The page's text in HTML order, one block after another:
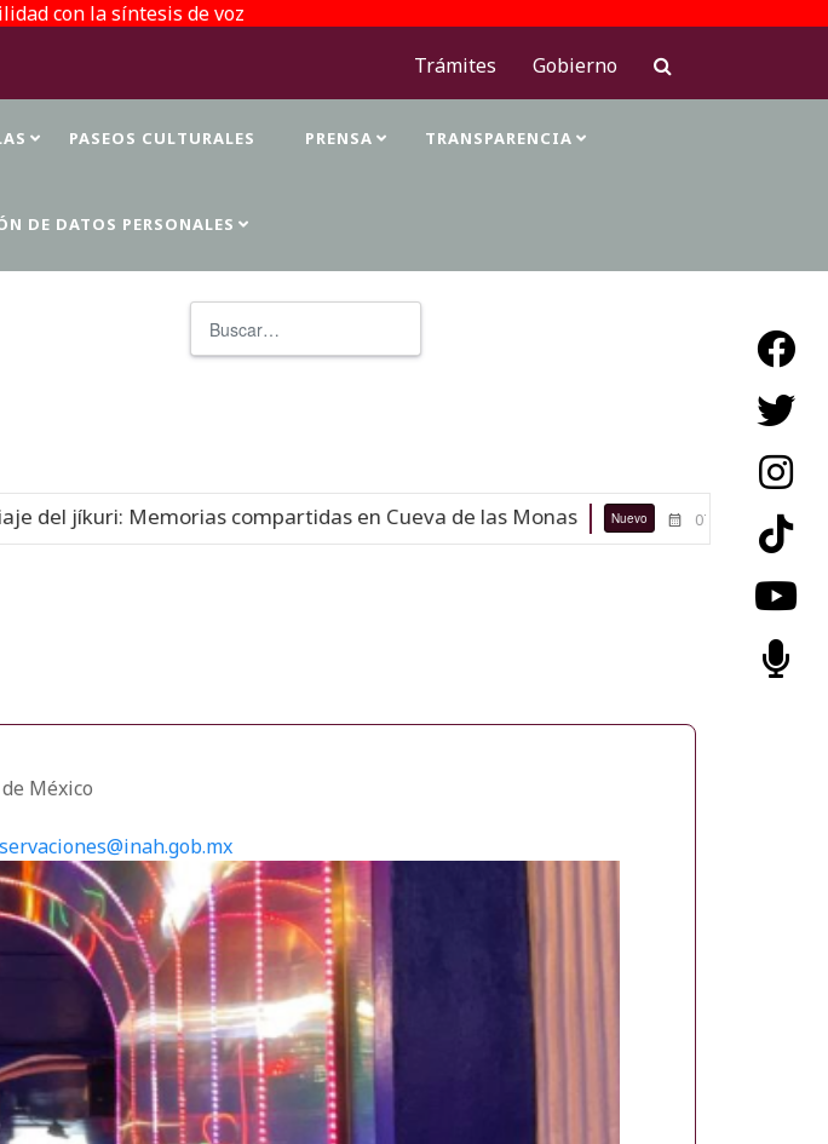
con la síntesis de voz
Trámites
Gobierno
PASEOS CULTURALES PRENSA TRANSPARENCIA
DE DATOS PERSONALES
Memorias compartidas en Cueva de las Monas Nuevo 07-08-26 Maestras
México